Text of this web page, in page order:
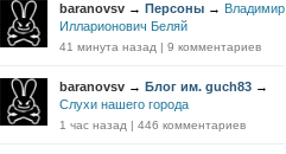
baranovsv → Персоны → Владимир
Илларионович Беляй
41 минута назад | 9 комментариев
baranovsv → Блог им. guch83 →
Слухи нашего города
1 час назад | 446 комментариев